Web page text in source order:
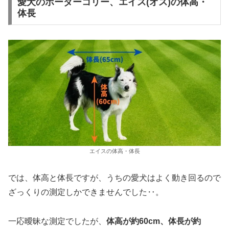
愛犬のボーダーコリー、エイス(オス)の体高・
体長
エイスの体高・体長
では、体高と体長ですが、うちの愛犬はよく動き回るので
ざっくりの測定しかできませんでした‥。
一応曖昧な測定でしたが、 体高が約60cm、体長が約